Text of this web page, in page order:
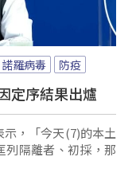
諾羅病毒 防疫
定序結果出爐
，「今天(7)的本土
列隔離者、初採，那